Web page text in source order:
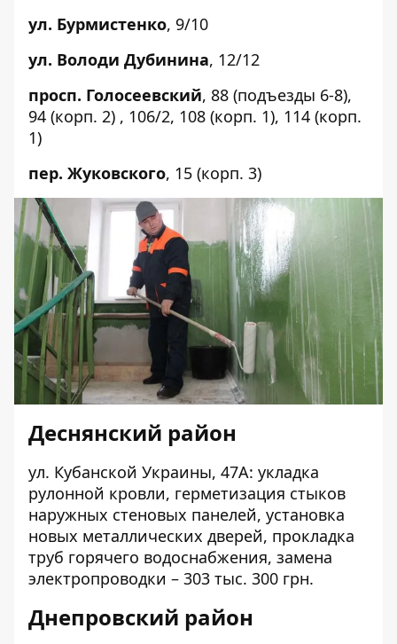
ул. Бурмистенко, 9/10
ул. Володи Дубинина, 12/12
просп. Голосеевский, 88 (подъезды 6-8),
94 (корп. 2) , 106/2, 108 (корп. 1), 114 (корп.
1)
пер. Жуковского, 15 (корп. 3)
Деснянский район
ул. Кубанской Украины, 47А: укладка
рулонной кровли, герметизация стыков
наружных стеновых панелей, установка
новых металлических дверей, прокладка
труб горячего водоснабжения, замена
электропроводки – 303 тыс. 300 грн.
Днепровский район